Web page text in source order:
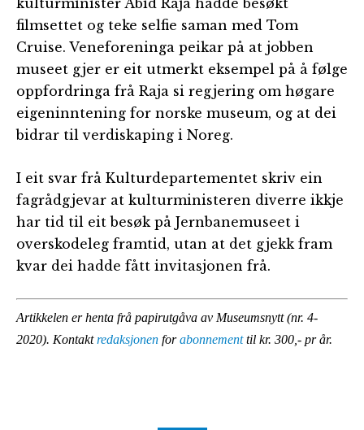
filmsettet og teke selfie saman med Tom
Cruise. Veneforeninga peikar på at jobben
museet gjer er eit utmerkt eksempel på å følge
oppfordringa frå Raja si regjering om høgare
eigeninntening for norske museum, og at dei
bidrar til verdiskaping i Noreg.
I eit svar frå Kulturdepartementet skriv ein
fagrådgjevar at kulturministeren diverre ikkje
har tid til eit besøk på Jernbanemuseet i
overskodeleg framtid, utan at det gjekk fram
kvar dei hadde fått invitasjonen frå.
Artikkelen er henta frå papirutgåva av Museumsnytt (nr. 4-
2020). Kontaktredaksjonen forabonnementtil kr. 300,- pr år.